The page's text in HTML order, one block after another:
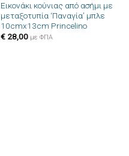
Πρόσθήκη
στην λίστα
επιθυμιών
Εικονάκι κούνιας από ασήμι με
μεταξοτυπία ‘Παναγία’ μπλε
10cmx13cm Princelino
€28,00 με ΦΠΑ